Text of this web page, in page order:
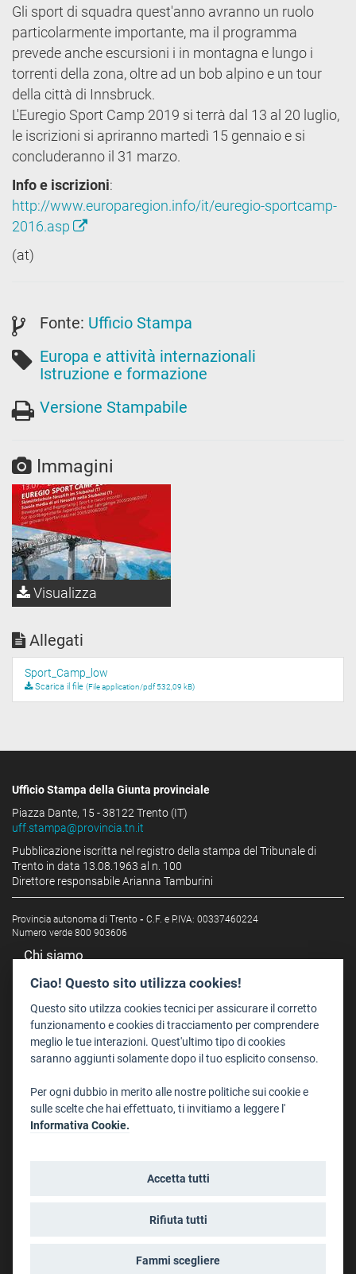
Gli sport di squadra quest'anno avranno un ruolo
particolarmente importante, ma il programma
prevede anche escursioni i in montagna e lungo i
torrenti della zona, oltre ad un bob alpino e un tour
della città di Innsbruck.
L'Euregio Sport Camp 2019 si terrà dal 13 al 20 luglio,
le iscrizioni si apriranno martedì 15 gennaio e si
concluderanno il 31 marzo.
Info e iscrizioni:
http://www.europaregion.info/it/euregio-sportcamp-
2016.asp
(at)
Fonte: Ufficio Stampa
Europa e attività internazionali
Istruzione e formazione
Versione Stampabile
Immagini
Visualizza
Allegati
Sport_Camp_low
Scarica il file (File application/pdf 532,09 kB)
Ufficio Stampa della Giunta provinciale
Piazza Dante, 15 - 38122 Trento (IT)
uff.stampa@provincia.tn.it
Pubblicazione iscritta nel registro della stampa del Tribunale di
Trento in data 13.08.1963 al n. 100
Direttore responsabile Arianna Tamburini
Provincia autonoma di Trento - C.F. e P.IVA: 00337460224
Numero verde 800 903606
Chi siamo
Redazione
Staff
Format - Centro Audiovisivi
Trentino Film Commission
Dove Siamo
Struttura di riferimento
Ciao! Questo sito utilizza cookies!
Questo sito utilzza cookies tecnici per assicurare il corretto
funzionamento e cookies di tracciamento per comprendere
meglio le tue interazioni. Quest'ultimo tipo di cookies
saranno aggiunti solamente dopo il tuo esplicito consenso.
Per ogni dubbio in merito alle nostre politiche sui cookie e
sulle scelte che hai effettuato, ti invitiamo a leggere l'
Informativa Cookie.
Accetta tutti
Rifiuta tutti
Fammi scegliere